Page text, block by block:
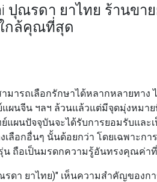
ปุณรดา ยาไทย ร้านข
กล้คุณที่สุด
ารถเลือกรักษาได้หลากหลายทาง
ผนจีน ฯลฯ ล้วนแล้วแต่มีจุดมุ่งหมา
แผนปัจจุบันจะได้รับการยอมรับและ
เลือกอื่นๆ นั้นด้อยกว่า โดยเฉพาะก
ถือเป็นมรดกความรู้อันทรงคุณค่า
รดา ยาไทย)" เห็นความสำคัญของก